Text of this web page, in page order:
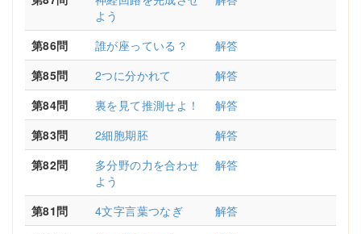
よう
第86問 誰が座っている？
解答
第85問
2つに分かれて
解答
第84問
裏を見て推測せよ！
解答
第83問
2細胞期胚
解答
第82問
多分野の力を合わせ
よう
解答
第81問 4文字言葉つなぎ
解答